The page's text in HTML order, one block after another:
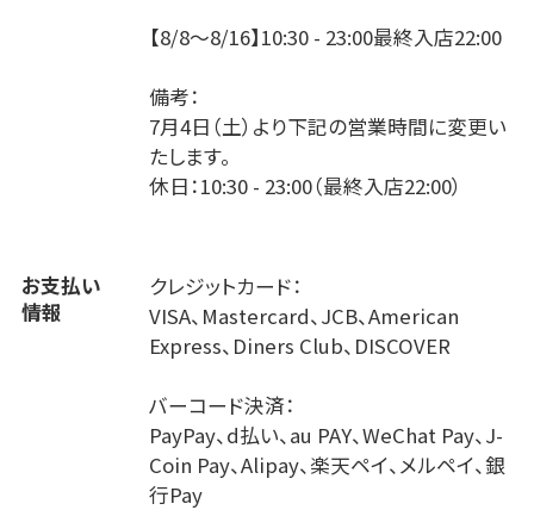
【8/8～8/16】10:30 - 23:00最終入店22:00
備考：
7月4日（土）より下記の営業時間に変更い
たします。
休日：10:30 - 23:00（最終入店22:00）
お支払い
情報
クレジットカード：
VISA、Mastercard、JCB、American
Express、Diners Club、DISCOVER
バーコード決済：
PayPay、d払い、au PAY、WeChat Pay、J-
Coin Pay、Alipay、楽天ペイ、メルペイ、銀
行Pay